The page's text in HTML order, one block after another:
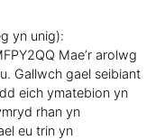
yn unig):
Mae’r arolwg
Gallwch gael seibiant
eich ymatebion yn
rhan yn
eu trin yn